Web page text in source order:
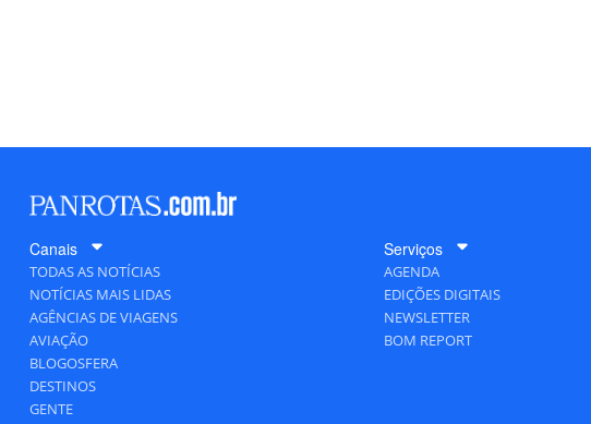
Canais
TODAS AS NOTÍCIAS
NOTÍCIAS MAIS LIDAS
AGÊNCIAS DE VIAGENS
AVIAÇÃO
BLOGOSFERA
DESTINOS
GENTE
Serviços
AGENDA
EDIÇÕES DIGITAIS
NEWSLETTER
BOM REPORT